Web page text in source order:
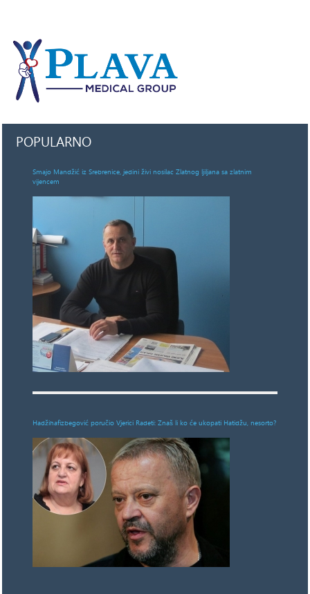
POPULARNO
Smajo Mandžić iz Srebrenice, jedini živi nosilac Zlatnog ljiljana sa zlatnim
vijencem
Hadžihafizbegović poručio Vjerici Radeti: Znaš li ko će ukopati Hatidžu, nesorto?